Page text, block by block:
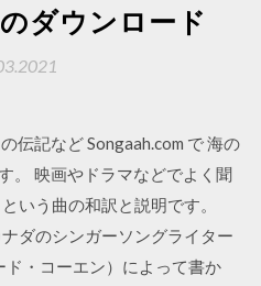
ダウンロード
伝記など Songaah.com で 海の
。 映画やドラマなどでよく聞
いう曲の和訳と説明です。
ダのシンガーソングライター
ド・コーエン）によって書か